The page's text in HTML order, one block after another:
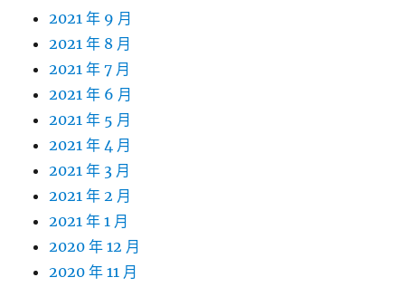
2021 年 9 月
2021 年 8 月
2021 年 7 月
2021 年 6 月
2021 年 5 月
2021 年 4 月
2021 年 3 月
2021 年 2 月
2021 年 1 月
2020 年 12 月
2020 年 11 月